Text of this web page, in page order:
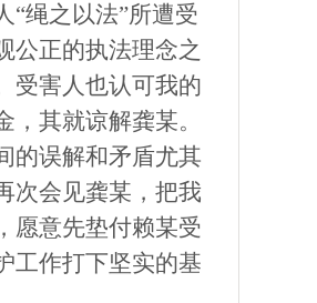
“绳之以法”所遭受
公正的执法理念之
受害人也认可我的
其就谅解龚某。
的误解和矛盾尤其
次会见龚某，把我
愿意先垫付赖某受
工作打下坚实的基